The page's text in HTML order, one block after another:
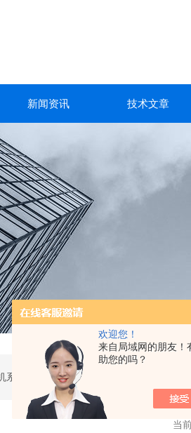
欢迎您！
来自局域网的朋友！
助您的吗？
新闻资讯 技术文章
当